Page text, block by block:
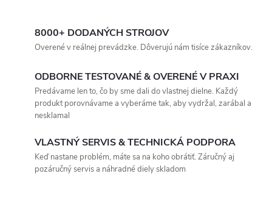
8000+ DODANÝCH STROJOV
Overené v reálnej prevádzke. Dôverujú nám tisíce zákazníkov.
ODBORNE TESTOVANÉ & OVERENÉ V PRAXI
Predávame len to, čo by sme dali do vlastnej dielne. Každý
produkt porovnávame a vyberáme tak, aby vydržal, zarábal a
nesklamal
VLASTNÝ SERVIS & TECHNICKÁ PODPORA
Keď nastane problém, máte sa na koho obrátiť. Záručný aj
pozáručný servis a náhradné diely skladom